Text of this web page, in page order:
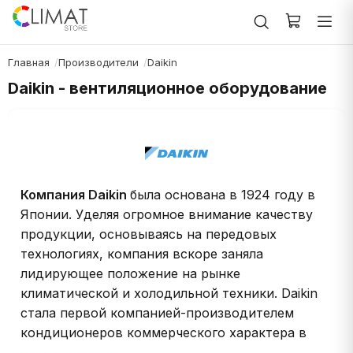
Главная Производители Daikin
Daikin - вентиляционное оборудование
Компания Daikin была основана в 1924 году в
Японии. Уделяя огромное внимание качеству
продукции, основываясь на передовых
технологиях, компания вскоре заняла
лидирующее положение на рынке
климатической и холодильной техники. Daikin
стала первой компанией-производителем
кондиционеров коммерческого характера в